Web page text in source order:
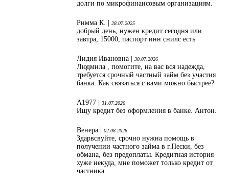
долги по микрофинансовым организациям.
Римма К. | 28.07.2025
добрый день, нужен кредит сегодня или
завтра, 15000, паспорт инн снилс есть
Лидия Ивановна | 30.07.2026
Людмила , помогите, на вас вся надежда,
требуется срочный частный займ без участия
банка. Как связаться с вами можно быстрее?
А1977 | 31.07.2026
Ищу кредит без оформления в банке. Антон.
Венера | 02.08.2026
Здарвсвуйте, срочно нужна помощь в
получении частного займа в г.Пески, без
обмана, без предоплаты. Кредитная история
хуже некуда, мне поможет только кредит от
частника.